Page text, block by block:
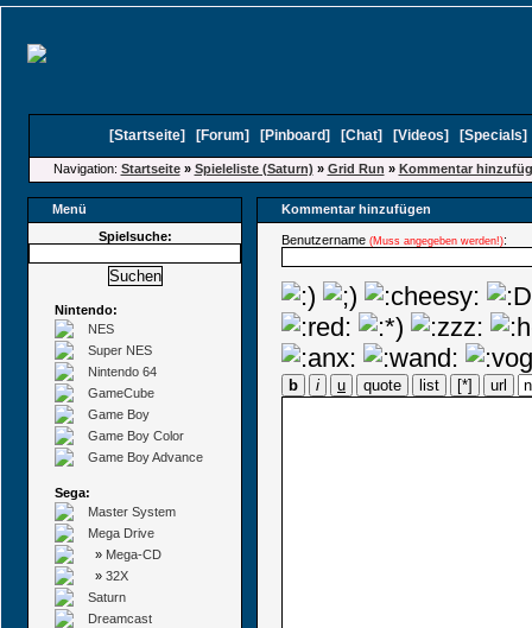
[Startseite] [Forum] [Pinboard] [Chat] [Videos] [Specials
Navigation: Startseite» Spieleliste (Saturn) » Grid Run » Kommentar
Menü
Kommentar hinzufügen
Spielsuche:
Nintendo:
NES
Super NES
Nintendo 64
GameCube
Game Boy
Game Boy Color
Game Boy Advance
Sega:
Master System
Mega Drive
» Mega-CD
» 32X
Saturn
Dreamcast
Benutzername (Muss angegeben werden!):
b i u quote list [*] url